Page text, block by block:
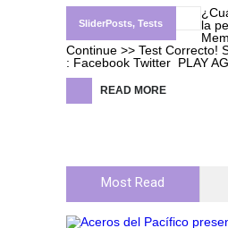
SliderPosts, Tests
la
Continue >> Test Correcto!
: Facebook Twitter PLAY
READ MORE
Most Read